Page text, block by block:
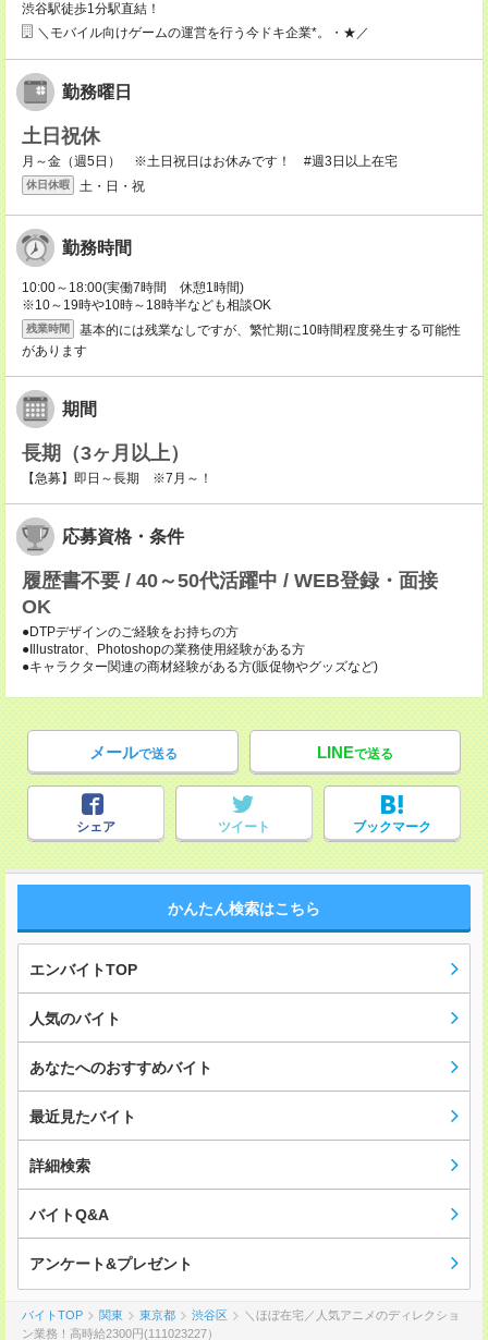
渋谷駅徒歩1分駅直結！
＼モバイル向けゲームの運営を行う今ドキ企業*。・★／
勤務曜日
土日祝休
月～金（週5日） ※土日祝日はお休みです！ #週3日以上在宅
休日休暇 土・日・祝
勤務時間
10:00～18:00(実働7時間 休憩1時間)
※10～19時や10時～18時半なども相談OK
残業時間
基本的には残業なしですが、繁忙期に10時間程度発生する可能性
があります
期間
長期（3ヶ月以上）
【急募】即日～長期 ※7月～！
応募資格・条件
履歴書不要 / 40～50代活躍中 / WEB登録・面接
OK
●DTPデザインのご経験をお持ちの方
●Illustrator、Photoshopの業務使用経験がある方
●キャラクター関連の商材経験がある方(販促物やグッズなど)
メールで送る LINEで送る
シェア ツイート ブックマーク
かんたん検索はこちら
エンバイトTOP
人気のバイト
あなたへのおすすめバイト
最近見たバイト
詳細検索
バイトQ&A
アンケート&プレゼント
バイトTOP 関東 東京都 渋谷区
＼ほぼ在宅／人気アニメのディレクショ
ン業務！高時給2300円(111023227）